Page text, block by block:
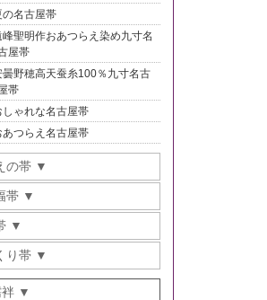
の名古屋帯
峰聖明作おあつらえ染め九寸名
屋帯
曇野穂高天蚕糸100％九寸名古
帯
しゃれな名古屋帯
あつらえ名古屋帯
の帯
帯
り帯